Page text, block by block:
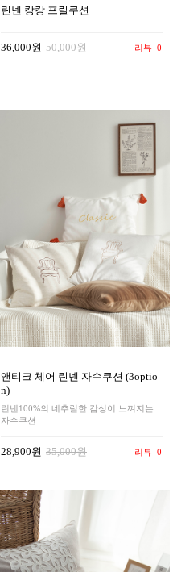
린넨 캉캉 프릴쿠션
36,000원 50,000원 리뷰 0
앤티크 체어 린넨 자수쿠션 (3optio
n)
린넨100%의 네추럴한 감성이 느껴지는
자수쿠션
28,900원 35,000원 리뷰 0